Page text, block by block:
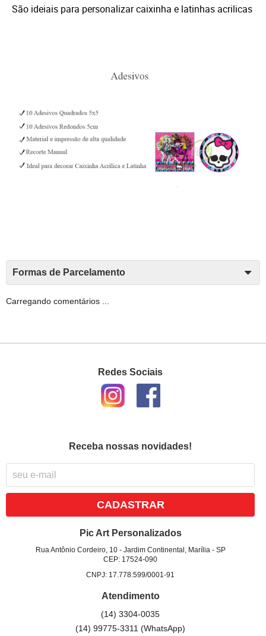
São ideiais para personalizar caixinha e latinhas acrilicas
Formas de Parcelamento
Carregando comentários ...
Redes Sociais
Receba nossas novidades!
CADASTRAR
Pic Art Personalizados
Rua Antônio Cordeiro, 10- Jardim Continental, Marília- SP
CEP: 17524-090
CNPJ: 17.778.599/0001-91
Atendimento
(14) 3304-0035
(14) 99775-3311(WhatsApp)